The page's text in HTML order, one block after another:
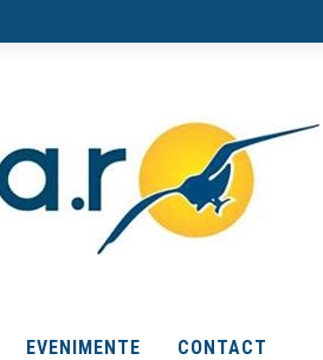
EVENIMENTE CONTACT